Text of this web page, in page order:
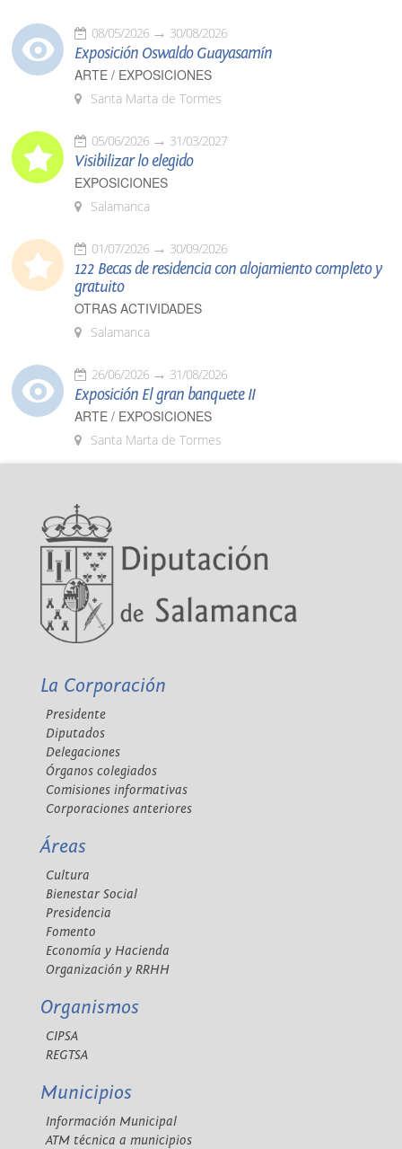
08/05/2026 30/08/2026
Exposición Oswaldo Guayasamín
ARTE / EXPOSICIONES
Santa Marta de Tormes
05/06/2026 31/03/2027
Visibilizar lo elegido
EXPOSICIONES
Salamanca
01/07/2026 30/09/2026
122 Becas de residencia con alojamiento completo y
gratuito
OTRAS ACTIVIDADES
Salamanca
26/06/2026 31/08/2026
Exposición El gran banquete II
ARTE / EXPOSICIONES
Santa Marta de Tormes
La Corporación
Presidente
Diputados
Delegaciones
Órganos colegiados
Comisiones informativas
Corporaciones anteriores
Áreas
Cultura
Bienestar Social
Presidencia
Fomento
Economía y Hacienda
Organización y RRHH
Organismos
CIPSA
REGTSA
Municipios
Información Municipal
ATM técnica a municipios